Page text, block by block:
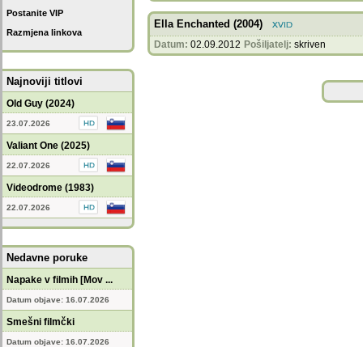
Postanite VIP
Razmjena linkova
Najnoviji titlovi
Old Guy (2024)
23.07.2026
Valiant One (2025)
22.07.2026
Videodrome (1983)
22.07.2026
Nedavne poruke
Napake v filmih [Mov ...
Datum objave: 16.07.2026
Smešni filmčki
Datum objave: 16.07.2026
Ella Enchanted (2004)
Datum: 02.09.2012 Pošiljatelj: skriven